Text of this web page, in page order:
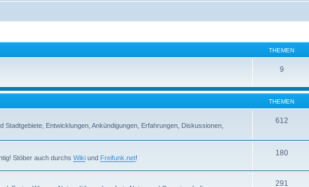
THEMEN
9
THEMEN
Stadtgebiete, Entwicklungen, Ankündigungen, Erfahrungen, Diskussionen,
612
Stöber auch durchs Wiki und Freifunk.net!
180
291